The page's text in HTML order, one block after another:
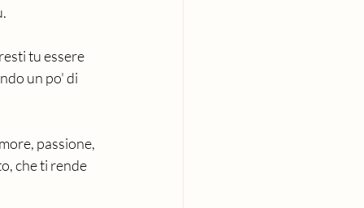
tu essere
un po' di
passione,
che ti rende